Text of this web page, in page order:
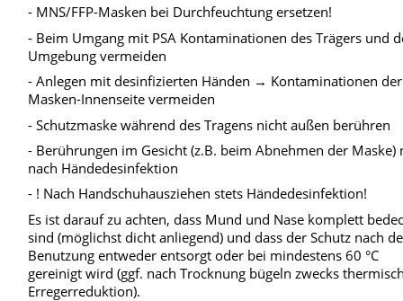
- MNS/FFP-Masken bei Durchfeuchtung ersetzen!
- Beim Umgang mit PSA Kontaminationen des Trägers und
Umgebung vermeiden
- Anlegen mit desinfizierten Händen → Kontaminationen der
Masken-Innenseite vermeiden
- Schutzmaske während des Tragens nicht außen berühren
- Berührungen im Gesicht (z.B. beim Abnehmen der Maske)
nach Händedesinfektion
- ! Nach Handschuhausziehen stets Händedesinfektion!
Es ist darauf zu achten, dass Mund und Nase komplett
sind (möglichst dicht anliegend) und dass der Schutz nach
Benutzung entweder entsorgt oder bei mindestens 60 °C
gereinigt wird (ggf. nach Trocknung bügeln zwecks
Erregerreduktion).